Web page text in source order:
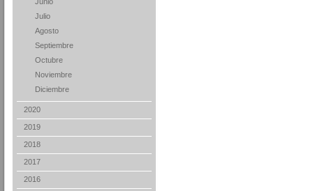
Julio
Agosto
Septiembre
Octubre
Noviembre
Diciembre
2020
2019
2018
2017
2016